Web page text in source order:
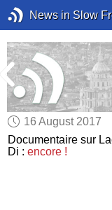
News in Slow
16 August 2017
Documentaire sur
Di :encore !